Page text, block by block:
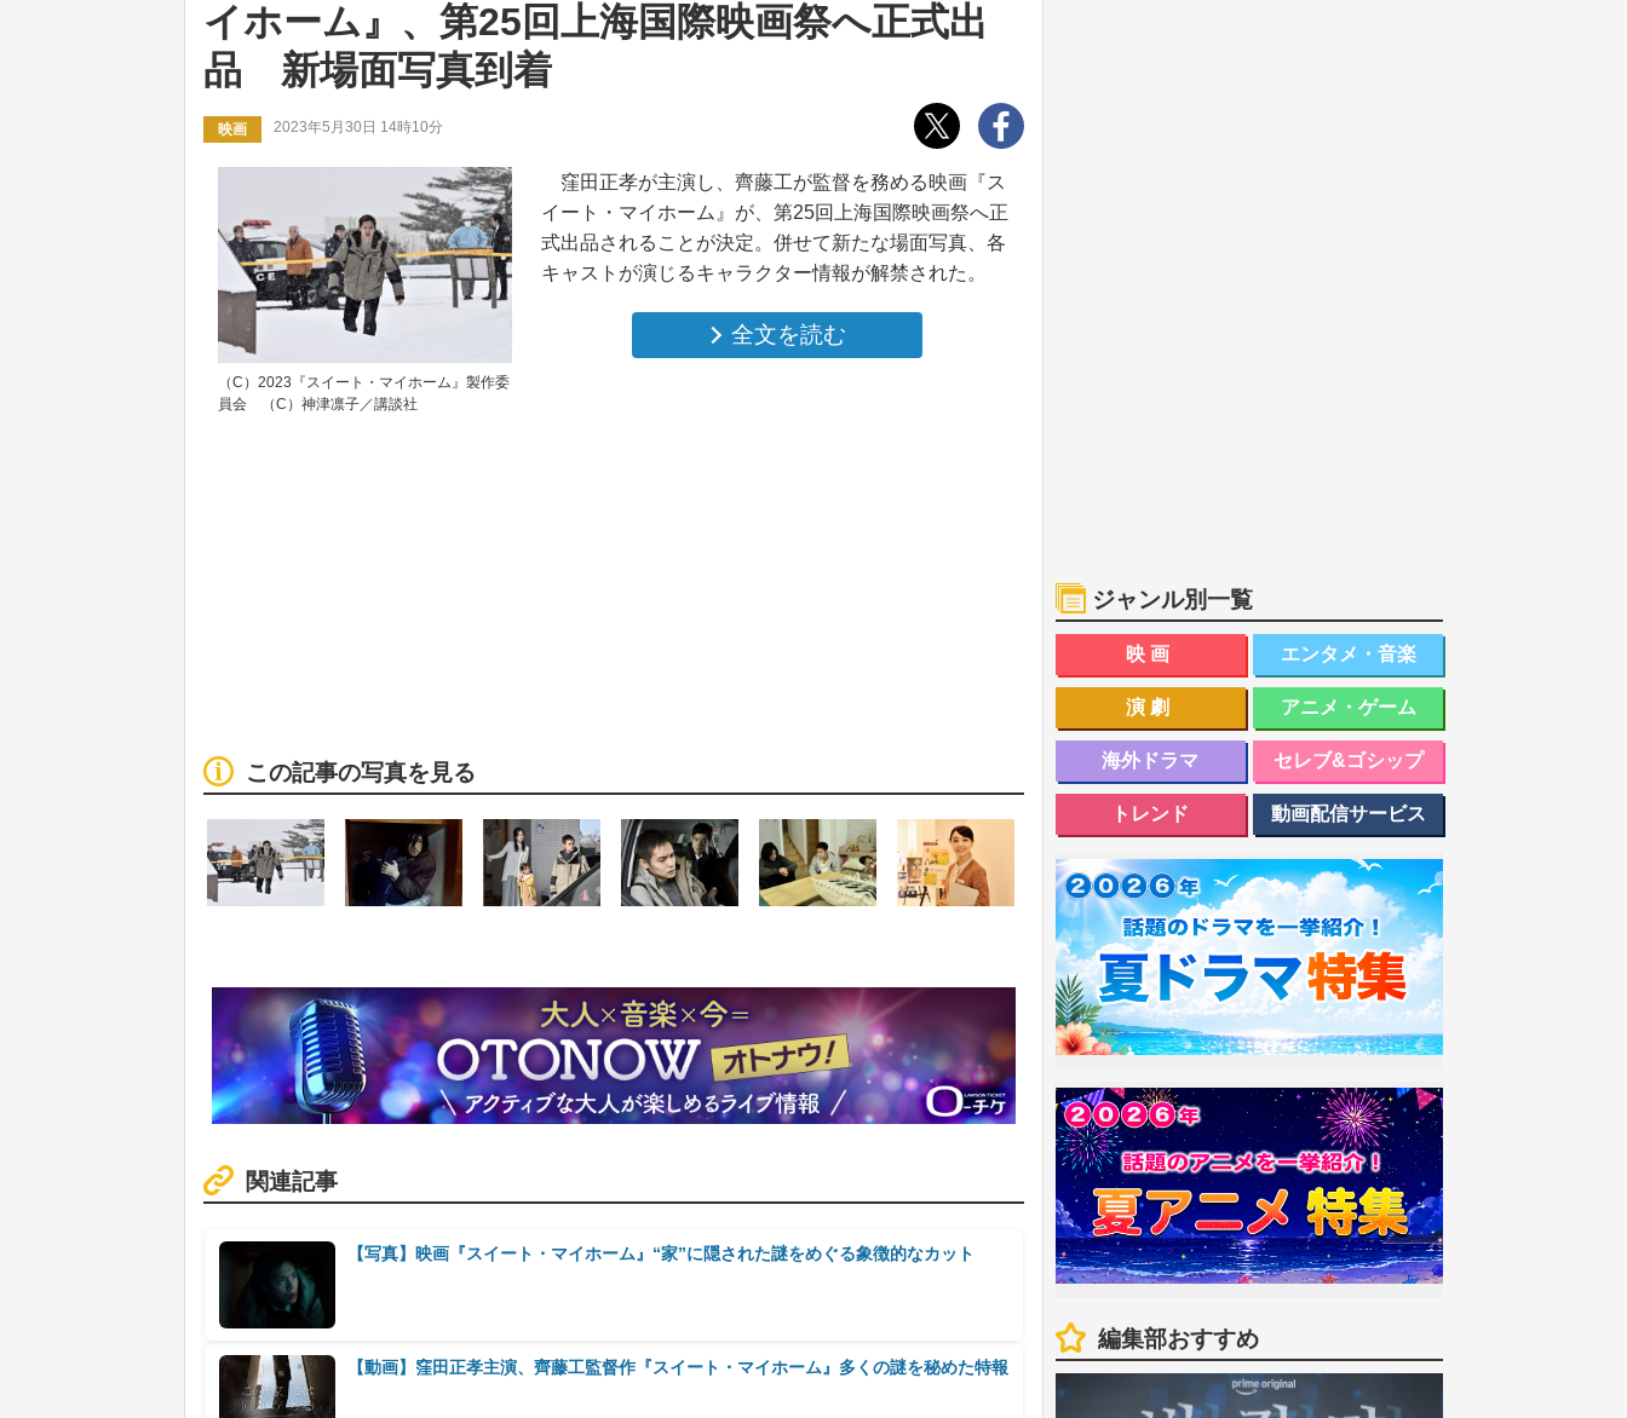
イホーム』、第25回上海国際映画祭へ正式出
品 新場面写真到着
映画 2023年5月30日 14時10分
窪田正孝が主演し、齊藤工が監督を務める映画『ス
イート・マイホーム』が、第25回上海国際映画祭へ正
式出品されることが決定。併せて新たな場面写真、各
キャストが演じるキャラクター情報が解禁された。
全文を読む
（C）2023『スイート・マイホーム』製作委
員会 （C）神津凛子／講談社
この記事の写真を見る
関連記事
【写真】映画『スイート・マイホーム』“家”に隠された謎をめぐる象徴的なカット
【動画】窪田正孝主演、齊藤工監督作『スイート・マイホーム』多くの謎を秘めた特報
ジャンル別一覧
映画 エンタメ・音楽
演劇 アニメ・ゲーム
海外ドラマ セレブ&ゴシップ
トレンド 動画配信サービス
編集部おすすめ